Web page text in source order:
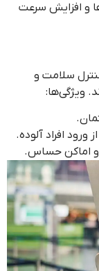
و افزایش سرعت
سلامت و
ویژگی‌ها:
افراد آلوده.
و اماکن حساس.